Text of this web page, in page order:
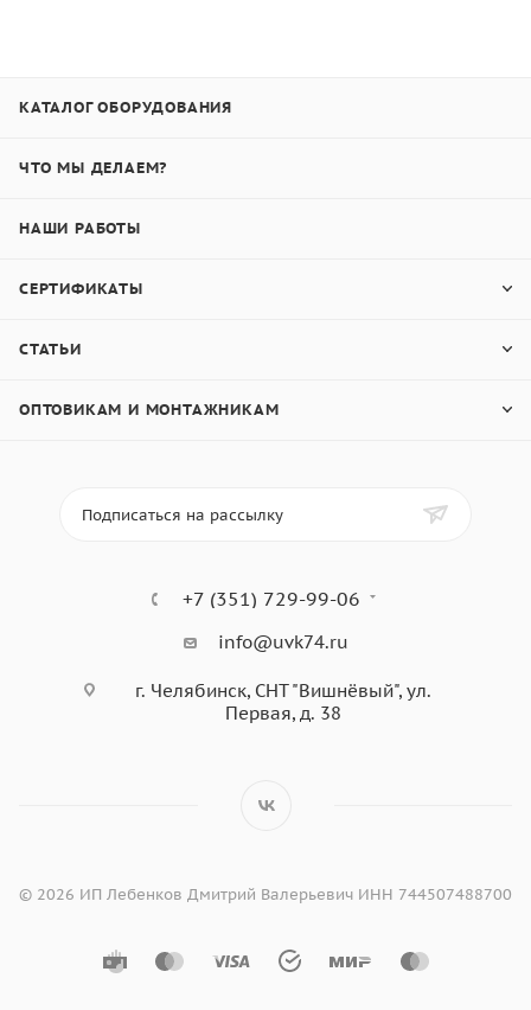
КАТАЛОГ ОБОРУДОВАНИЯ
ЧТО МЫ ДЕЛАЕМ?
НАШИ РАБОТЫ
СЕРТИФИКАТЫ
СТАТЬИ
ОПТОВИКАМ И МОНТАЖНИКАМ
Подписаться на рассылку
+7 (351) 729-99-06
info@uvk74.ru
г. Челябинск, СНТ "Вишнёвый", ул.
Первая, д. 38
© 2026 ИП Лебенков Дмитрий Валерьевич ИНН 744507488700